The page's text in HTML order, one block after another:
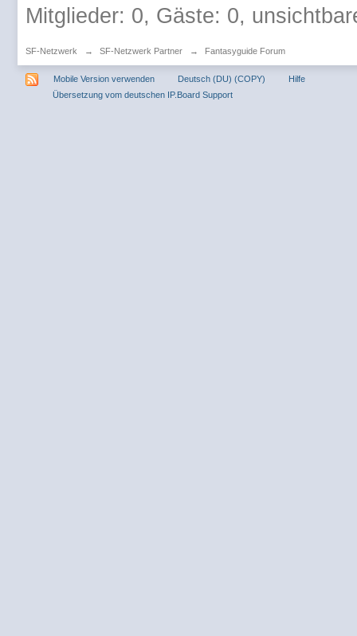
Mitglieder: 0, Gäste: 0,
SF-Netzwerk → SF-Netzwerk Partner → Fantasyguide Forum
Mobile Version verwenden Deutsch (DU) (COPY)
Hilfe
Übersetzung vom deutschen IP.Board Support